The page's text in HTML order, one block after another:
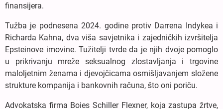
finansijera.
Tužba je podnesena 2024. godine protiv Darrena Indykea i
Richarda Kahna, dva viša savjetnika i zajedničkih izvršitelja
Epsteinove imovine. Tužitelji tvrde da je njih dvoje pomoglo
u prikrivanju mreže seksualnog zlostavljanja i trgovine
maloljetnim ženama i djevojčicama osmišljavanjem složene
strukture kompanija i bankovnih računa, što oni poriču.
Advokatska firma Boies Schiller Flexner, koja zastupa žrtve,